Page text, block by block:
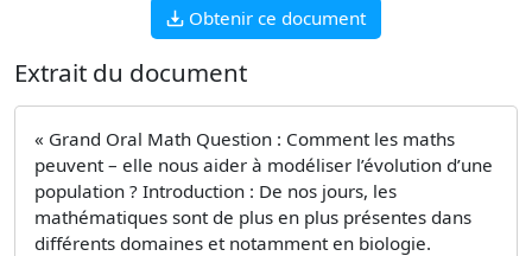
Obtenir ce document
Extrait du document
« Grand Oral Math Question : Comment les maths
peuvent – elle nous aider à modéliser l’évolution d’une
population ? Introduction : De nos jours, les
mathématiques sont de plus en plus présentes dans
différents domaines et notamment en biologie.